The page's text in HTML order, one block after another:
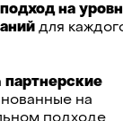
на
для
партнерские
на